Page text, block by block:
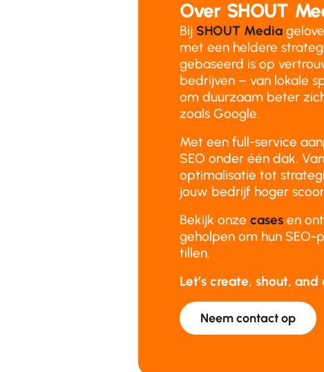
Over SHOUT
Bij SHOUT Media
met een heldere
gebaseerd is op
bedrijven – van lokale
om duurzaam beter
zoals Google.
Met een full-service
SEO onder één dak.
optimalisatie tot
jouw bedrijf hoger
Bekijk onze cases en
geholpen om hun SEO-
tillen.
Let’s create, shout, and
Neem contact op